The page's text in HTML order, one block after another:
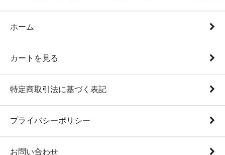
ホーム
カートを見る
特定商取引法に基づく表記
プライバシーポリシー
お問い合わせ